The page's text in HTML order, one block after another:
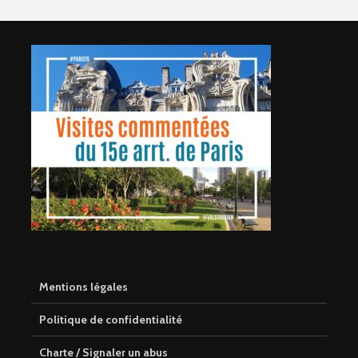
Mentions légales
Politique de confidentialité
Charte / Signaler un abus